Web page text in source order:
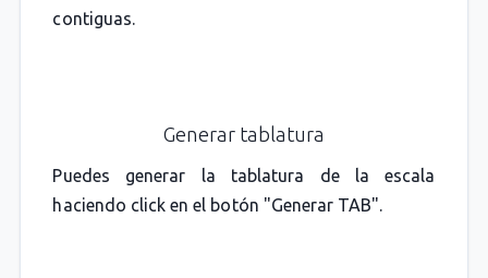
contiguas.
Generar tablatura
Puedes generar la tablatura de la escala
haciendo click en el botón "Generar TAB".